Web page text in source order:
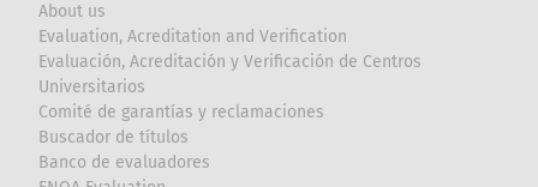
About us
Evaluation, Acreditation and Verification
Evaluación, Acreditación y Verificación de Centros
Universitarios
Comité de garantías y reclamaciones
Buscador de títulos
Banco de evaluadores